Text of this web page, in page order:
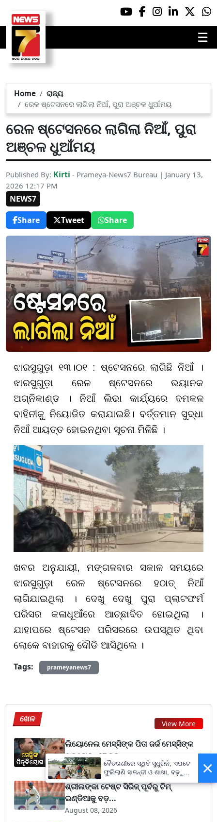
☰
Home
ରାଜ୍ୟ
ରେଳ ଷ୍ଟେସନରେ ଲାଗିଲା ନିଆଁ, ପୁରା ଅଞ୍ଚଳ ଧୁଆଁମୟ
ରେଳ ଷ୍ଟେସନରେ ଲାଗିଲା ନିଆଁ, ପୁରା
ଅଞ୍ଚଳ ଧୁଆଁମୟ
Published By: Kirti - Prameya-News7 Bureau | January 13,
2026 12:17 PM
NEWS7
Share
Tweet Share
ଝାରସୁଗୁଡ଼ା ୧୩।୦୧ : ଷ୍ଟେସନରେ ଲାଗିଛି ନିଆଁ ।
ଝାରସୁଗୁଡ଼ା ରେଳ ଷ୍ଟେସନରେ ଭୟାନକ
ଅଗ୍ନିକାଣ୍ଡ । ନିଆଁ ଲିଭା କାର୍ଯ୍ୟରେ ଦମକଳ
ବାହିନୀକୁ ନିୟୋଜିତ କରାଯାଇଛି। ବର୍ତ୍ତମାନ ସୁଦ୍ଧା
ନିଆଁ ଆୟତ୍ତ ହୋଇନଥିବା ସୂଚନା ମିଳିଛି ।
ଖବର ଅନୁଯାୟୀ, ମଙ୍ଗଳବାର ସକାଳ ସମୟରେ
ଝାରସୁଗୁଡ଼ା ରେଳ ଷ୍ଟେସନରେ ହଠାତ୍ ନିଆଁ
ଲାଗିଯାଇଥିଲା । ଦେଖୁ ଦେଖୁ ପୁରା ପ୍ଲାଟଫର୍ମ
ପରିସର କଳାଧୂଆଁରେ ଆଚ୍ଛାଦିତ ହୋଇଥିଲା ।
ଯାହାପରେ ଷ୍ଟେସନ ପରିସରରେ ଉପସ୍ଥିତ ଥିବା
ଲୋକେ ବାହାରକୁ ଦୌଡି ଆସିଥିଲେ ।
Tags:
prameyanews7
ଖେଳ View More
ଲିୟୋନେଲ ମେସ୍ସିଙ୍କ ପିତା ଜର୍ଜ ମେସ୍ସିଙ୍କ
ପରଲୋକ, ୬୮ ବର...
August 08, 2026
ଶ୍ରୀଲଙ୍କା ଟେଷ୍ଟ ସିରିଜ୍‌ ପୂର୍ବରୁ ଟିମ୍‌
ଇଣ୍ଡିଆକୁ ବଡ଼...
August 08, 2026
×
ବୈତରଣୀରେ ସ୍ଥିତି ସୁଧୁରିନି, ଏପଟେ
ଫୁଲିଲାଣି ସାଳନ୍ଦୀ ଓ ଶାଖା, ବଢ଼ୁଛି
ବନ୍ୟା ଭୟ